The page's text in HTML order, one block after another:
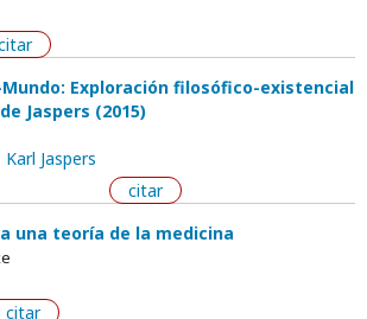
Mundo: Exploración filosófico-existencial
Jaspers (2015)
Karl Jaspers
citar
una teoría de la medicina
citar